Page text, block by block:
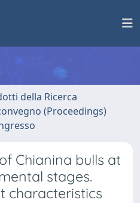
della Ricerca
(Proceedings)
Chianina bulls at
stages.
characteristics